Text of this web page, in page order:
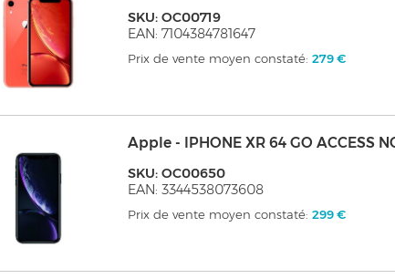
SKU: OC00719
EAN: 7104384781647
Prix de vente moyen constaté:279 €
Apple - IPHONE XR 64 GO ACCESS
SKU: OC00650
EAN: 3344538073608
Prix de vente moyen constaté:299 €